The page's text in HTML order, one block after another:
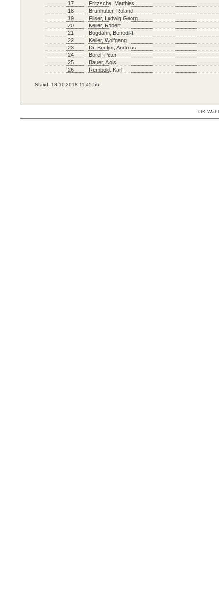
17
Fritzsche, Matthias
18
Brunhuber, Roland
19
Filser, Ludwig Georg
20
Keller, Robert
21
Bogdahn, Benedikt
22
Keller, Wolfgang
23
Dr. Becker, Andreas
24
Borel, Peter
25
Bauer, Alois
26
Rembold, Karl
Stand: 18.10.2018 11:45:56